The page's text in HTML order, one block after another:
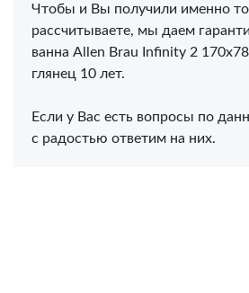
Чтобы и Вы получили именно
рассчитываете, мы даем
ванна Allen Brau Infinity 2
глянец 10 лет.
Если у Вас есть вопросы по
с радостью ответим на них.